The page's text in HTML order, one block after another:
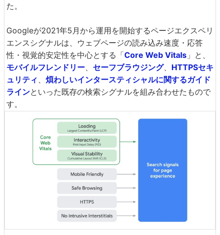
た。
Googleが2021年5月から運用を開始するページエクスペリ
エンスシグナルは、ウェブページの読み込み速度・応答
性・視覚的安定性を中心とする「Core Web Vitals 」と、
モバイルフレンドリー
セーフブラウジング、 HTTPSセキ
ュリティ
煩わしいインタースティシャルに関するガイド
ラインといった既存の検索シグナルを組み合わせたもので
す。